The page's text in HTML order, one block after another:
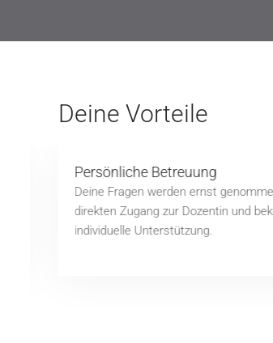
Deine Vorteile
Persönliche Betreuung
Deine Fragen werden ernst
direkten Zugang zur Dozentin und
individuelle Unterstützung.